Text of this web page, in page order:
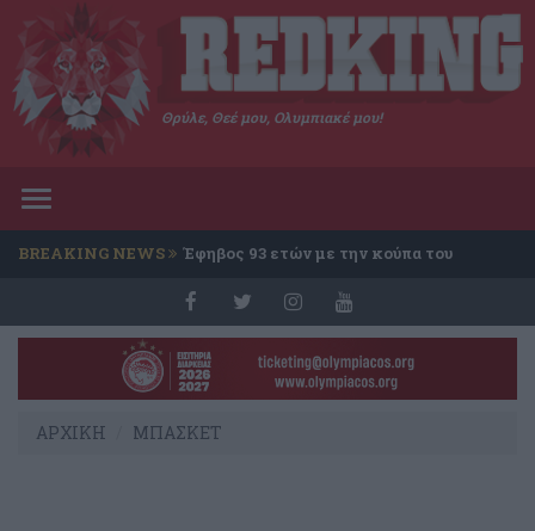
Θρύλε, Θεέ μου, Ολυμπιακέ μου!
Toggle
BREAKING NEWS Έφηβος 93 ετών με την κούπα του
ΑΡΧΙΚΗ ΜΠΑΣΚΕΤ